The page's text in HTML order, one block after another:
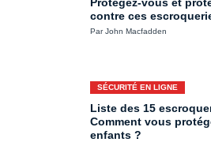
contre ces
Par John Macfadden
SÉCURITÉ EN LIGNE
Liste des 15
Comment vous
enfants ?